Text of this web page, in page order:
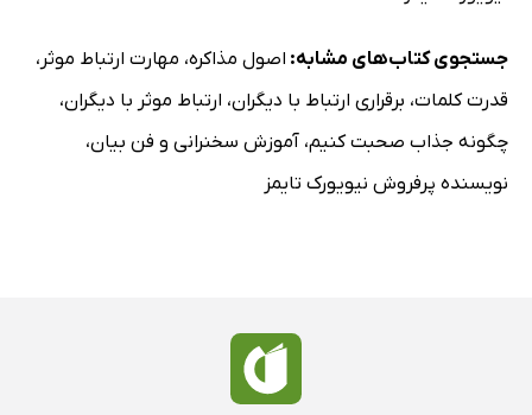
جستجوی کتاب‌های مشابه: اصول مذاکره، مهارت ارتباط موثر ،
قدرت کلمات، برقراری ارتباط با دیگران، ارتباط موثر با دیگران،
چگونه جذاب صحبت کنیم، آموزش سخنرانی و فن بیان،
نویسنده پرفروش نیویورک تایمز